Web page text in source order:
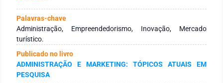
esforços no campo da inovação realizados pela instituição
para adequar seus serviços e produtos às demandas deste
setor. Destacamos que as análises e reflexões aqui
apresentadas possuem caráter didático e visam fomentar,
por meio da descrição real de um empreendimento, como os
diversos elementos teóricos presentes na teoria
administrativa ganham visibilidade no mercado. Assim, este
Palavras-chave
Administração, Empreendedorismo, Inovação, Mercado
turístico.
Publicado no livro
ADMINISTRAÇÃO E MARKETING: TÓPICOS ATUAIS EM
PESQUISA